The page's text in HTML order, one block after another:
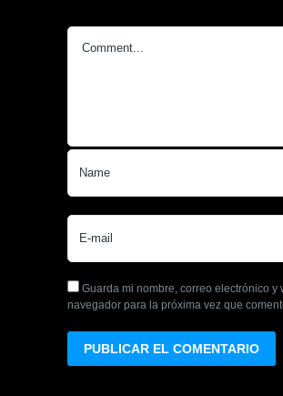
Guarda mi nombre, correo electrónico y
navegador para la próxima vez que